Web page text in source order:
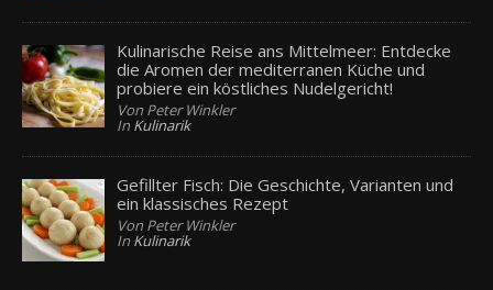
Kulinarische Reise ans Mittelmeer: Entdecke
die Aromen der mediterranen Küche und
probiere ein köstliches Nudelgericht!
Von Peter Winkler
In Kulinarik
Gefillter Fisch: Die Geschichte, Varianten und
ein klassisches Rezept
Von Peter Winkler
In Kulinarik